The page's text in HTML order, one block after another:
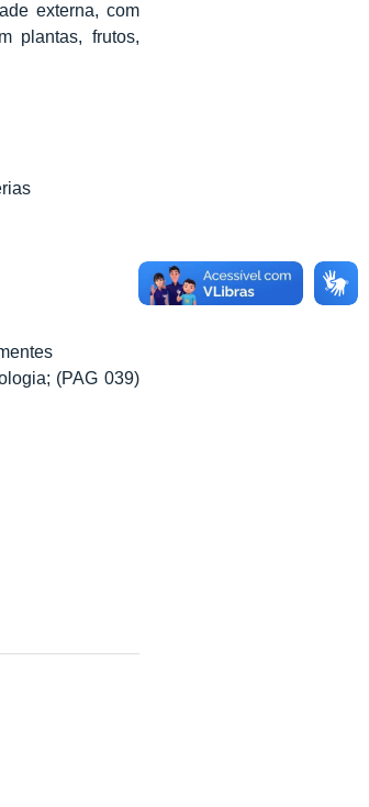
externa, com
plantas, frutos,
(PAG 039)